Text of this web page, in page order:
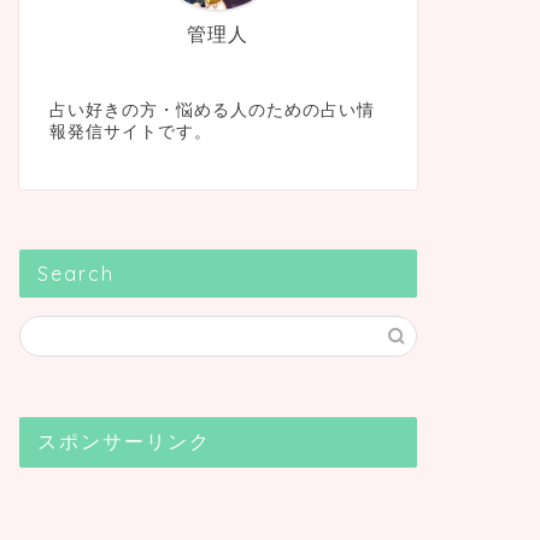
管理人
占い好きの方・悩める人のための占い情
報発信サイトです。
Search
スポンサーリンク